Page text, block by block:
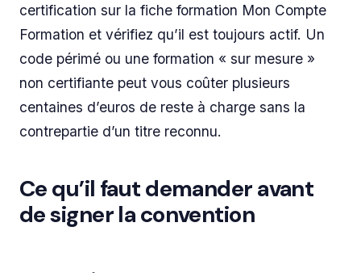
certification sur la fiche formation Mon Compte
Formation et vérifiez qu’il est toujours actif. Un
code périmé ou une formation « sur mesure »
non certifiante peut vous coûter plusieurs
centaines d’euros de reste à charge sans la
contrepartie d’un titre reconnu.
Ce qu’il faut demander avant
de signer la convention